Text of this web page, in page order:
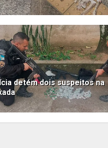
detém dois suspeitos na